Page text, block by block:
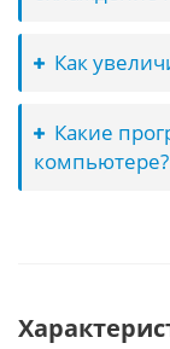
Как
Какие
компьютере?